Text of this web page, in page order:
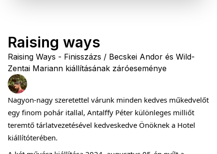
Raising ways
Raising Ways - Finisszázs / Becskei Andor és Wild-
Zentai Mariann kiállításának záróeseménye
Nagyon-nagy szeretettel várunk minden kedves műkedvelőt
egy finom pohár itallal, Antalffy Péter különleges milliőt
teremtő tárlatvezetésével kedveskedve Önöknek a Hotel
kiállítóterében.